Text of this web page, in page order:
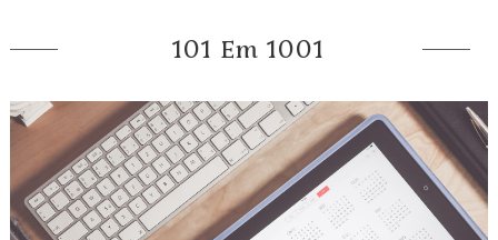
101 Em 1001